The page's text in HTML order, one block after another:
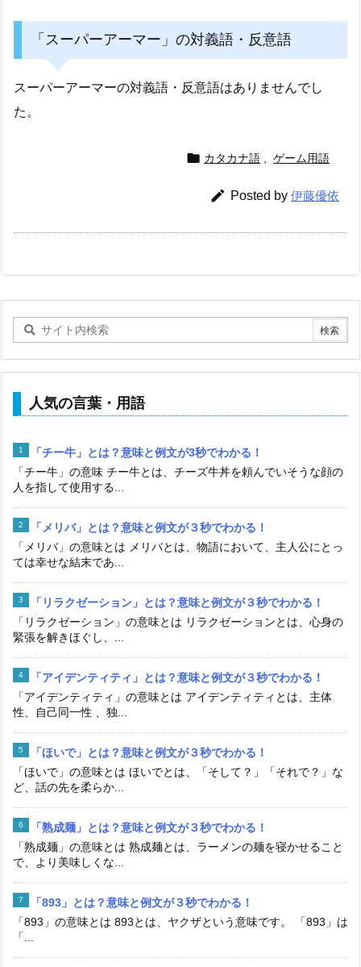
「スーパーアーマー」の対義語・反意語
スーパーアーマーの対義語・反意語はありませんでし
た。
 カタカナ語 ゲーム用語
 Posted by 伊藤優依
人気の言葉・用語
「チー牛」とは？意味と例文が3秒でわかる！
「チー牛」の意味 チー牛とは、チーズ牛丼を頼んでいそうな顔の
人を指して使用する...
「メリバ」とは？意味と例文が３秒でわかる！
「メリバ」の意味とは メリバとは、物語において、主人公にとっ
ては幸せな結末であ...
「リラクゼーション」とは？意味と例文が３秒でわかる！
「リラクゼーション」の意味とは リラクゼーションとは、心身の
緊張を解きほぐし、...
「アイデンティティ」とは？意味と例文が３秒でわかる！
「アイデンティティ」の意味とは アイデンティティとは、主体
性、自己同一性 、独...
「ほいで」とは？意味と例文が３秒でわかる！
「ほいで」の意味とは ほいでとは、「そして？」「それで？」な
ど、話の先を柔らか...
「熟成麺」とは？意味と例文が３秒でわかる！
「熟成麺」の意味とは 熟成麺とは、ラーメンの麺を寝かせること
で、より美味しくな...
「893」とは？意味と例文が３秒でわかる！
「893」の意味とは 893とは、ヤクザという意味です。 「893」は
「...